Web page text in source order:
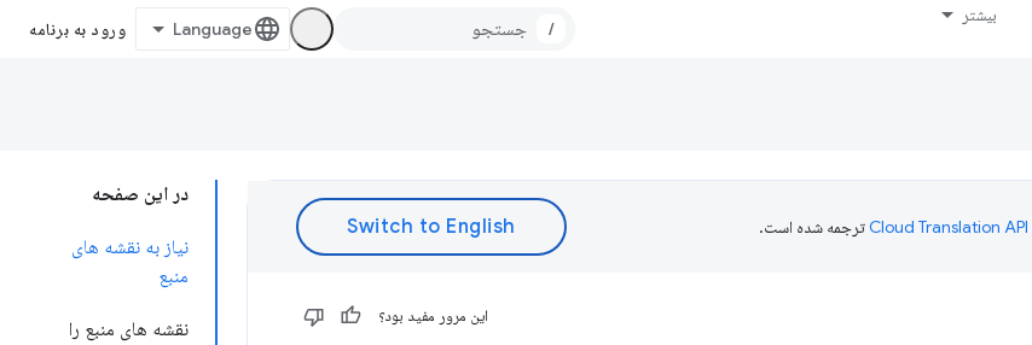
بیشتر
/ ورود به برنامه
در این صفحه
نیاز به نقشه های
منبع
نقشه های منبع را
ترجمه شده است.
این مرور مفید بود؟